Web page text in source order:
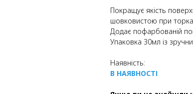
Покращує якість
шовковистою при
Додає пофарбованій
Упаковка 30мл із
Наявність:
В НАЯВНОСТІ